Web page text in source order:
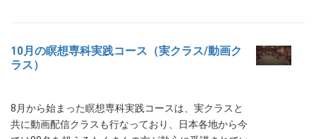
10月の瞑想専科実践コース（実クラス/動画ク
ラス）
8月から始まった瞑想専科実践コースは、実クラスと
共に動画配信クラスも行なっており、日本各地から今